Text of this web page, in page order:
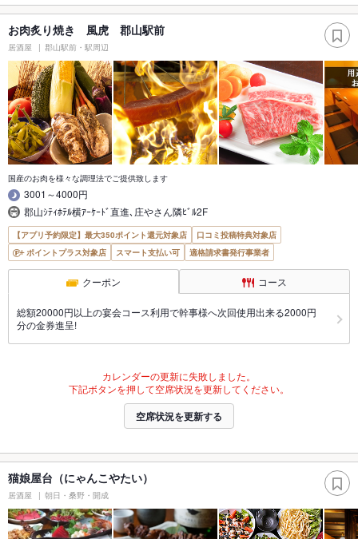
お肉炙り焼き 風虎 郡山駅前
居酒屋 郡山駅前・駅周辺
国産のお肉を様々な調理法でご提供致します
3001～4000円
郡山ｼﾃｨﾎﾃﾙ横ｱｰｹｰﾄﾞ直進､庄やさん隣ﾋﾞﾙ2F
【アプリ予約限定】最大350ポイント還元対象店
口コミ投稿特典対象店
ポイントプラス対象店
スマート支払い可 適格請求書発行事業者
クーポン コース
総額20000円以上の宴会コース利用で幹事様へ次回使用出来る2000円
分の金券進呈!
カレンダーの更新に失敗しました。
下記ボタンを押して空席状況を更新してください。
空席状況を更新する
猫娘屋台（にゃんこやたい）
居酒屋 朝日・桑野・開成